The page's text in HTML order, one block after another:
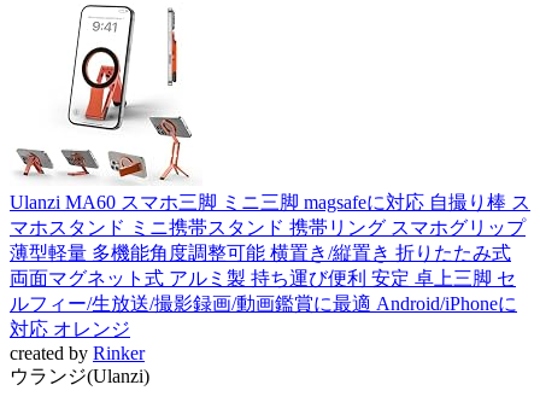
Ulanzi MA60 スマホ三脚 ミニ三脚 magsafeに対応 自撮り棒 ス
マホスタンド ミニ携帯スタンド 携帯リング スマホグリップ
薄型軽量 多機能角度調整可能 横置き/縦置き 折りたたみ式
両面マグネット式 アルミ製 持ち運び便利 安定 卓上三脚 セ
ルフィー/生放送/撮影録画/動画鑑賞に最適 Android/iPhoneに
対応 オレンジ
created by Rinker
ウランジ(Ulanzi)